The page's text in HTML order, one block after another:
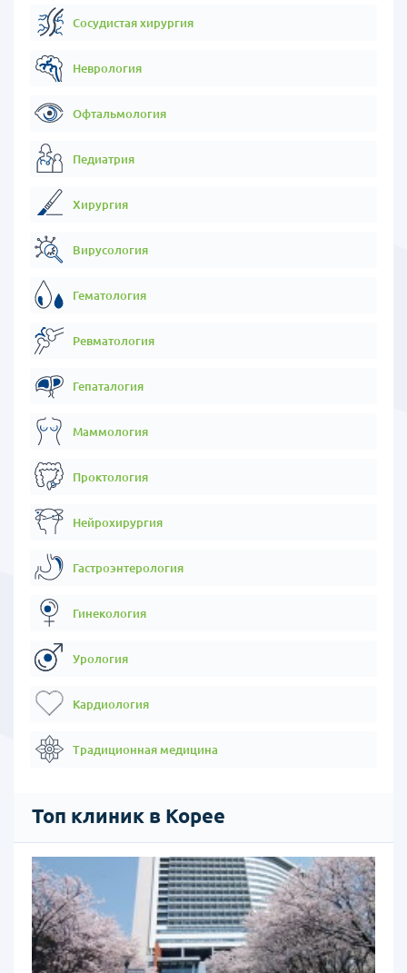
Многие клиники оказывают целый ряд дополнительных
сервисов: бесплатные трансферы, льготное проживание в
сопровождающего лица.
лечения.
4) Стоимость
Южная Корея уникальна в стоимости лечения. Безусловно она
дешевле США и Европейских стран, но также она дешевле Японии
и Сингапура. Немного стран в мире могут похвастаться таким
лечения соразмерна с медицинскими центрами Москвы.
5) Лидер среди стран рекомендованных к поездкам на
лечение.
Южная Корея с 2009 года принимает иностранных пациентов на
лечение и стала бесспорным лидером в Азии, а также входит в
Корея ежегодно принимает более 700 000 человек в год на
лечение со всего мира.
6) Государственный контроль
Правительство Южной Кореи контролирует и регулирует
недобросовестных посредников и всячески защищая права
каждого пациента посещающего страну с целью лечения.
Сосудистая хирургия
Неврология
Офтальмология
Педиатрия
Хирургия
Вирусология
Гематология
Ревматология
Гепаталогия
Маммология
Проктология
Нейрохирургия
Гастроэнтерология
Гинекология
Урология
Кардиология
Традиционная медицина
Топ клиник в Корее